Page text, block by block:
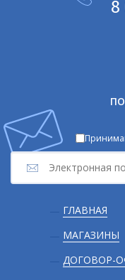
Подвал
ГЛАВНАЯ
МАГАЗИНЫ
ДОГОВОР-
8